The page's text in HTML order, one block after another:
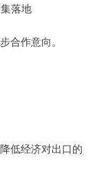
落地
合作意向。
低经济对出口的